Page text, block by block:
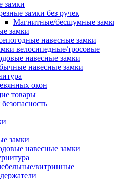
замки
замки без ручек
Магнитные/бесшумные
замки
навесные замки
велосипедные/тросовые
навесные замки
навесные замки
окон
товары
замки
навесные замки
витринные